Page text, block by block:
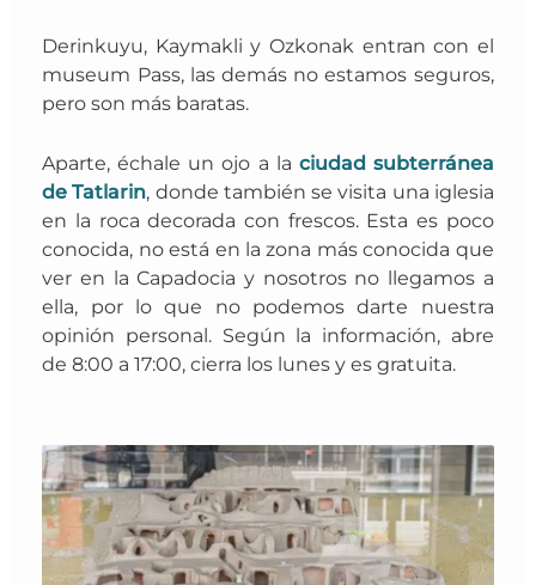
Derinkuyu, Kaymakli y Ozkonak entran con el
museum Pass, las demás no estamos seguros,
pero son más baratas.
Aparte, échale un ojo a la ciudad subterránea
de Tatlarin, donde también se visita una iglesia
en la roca decorada con frescos. Esta es poco
conocida, no está en la zona más conocida que
ver en la Capadocia y nosotros no llegamos a
ella, por lo que no podemos darte nuestra
opinión personal. Según la información, abre
de 8:00 a 17:00, cierra los lunes y es gratuita.